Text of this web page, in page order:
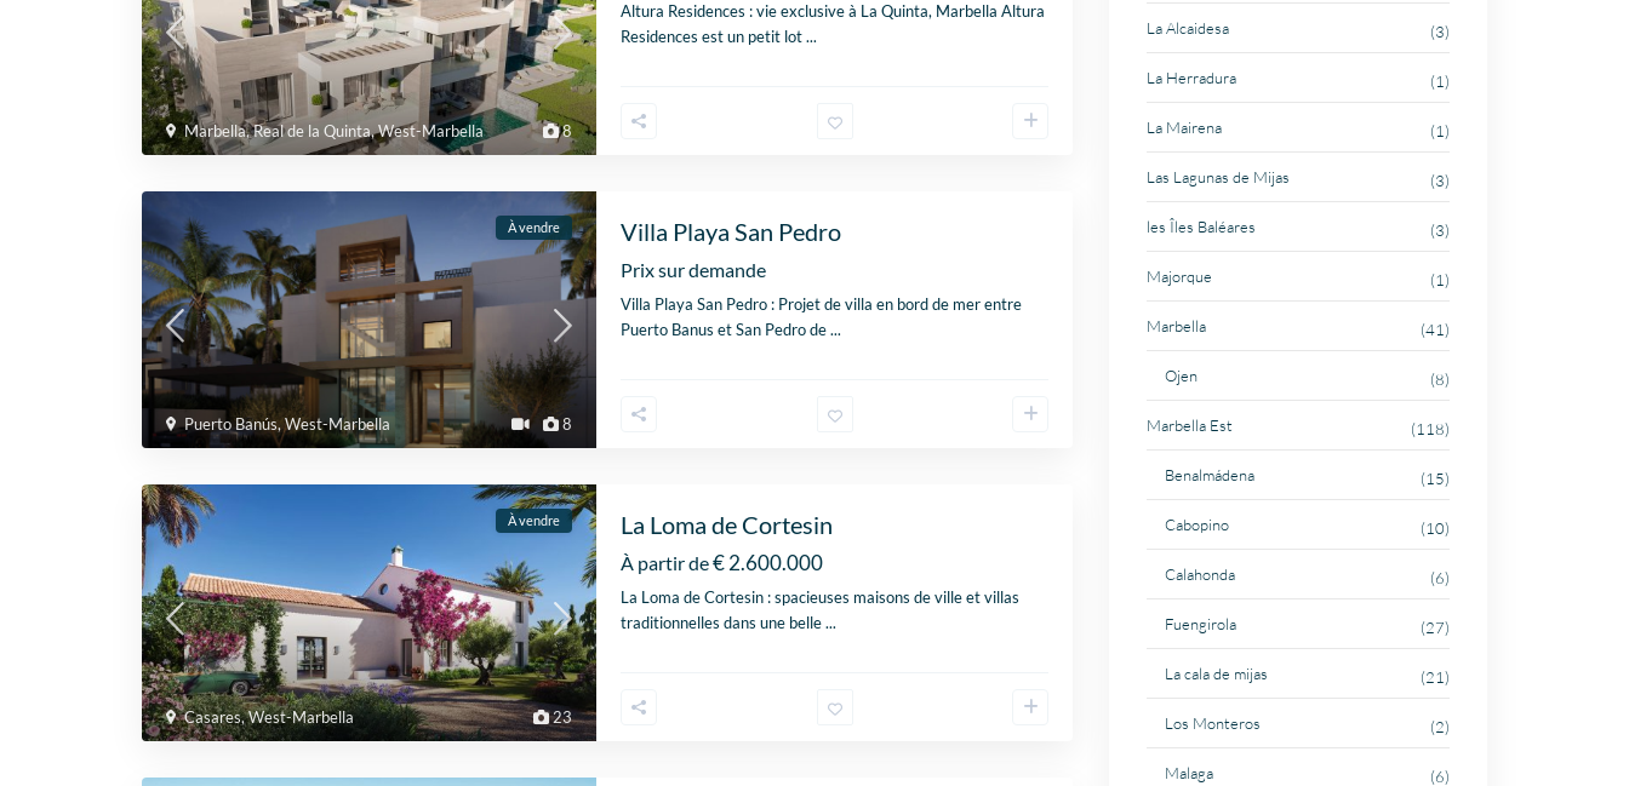
8
Marbella,Real de la Quinta,West-Marbella
Altura Residences : vie exclusive à La Quinta, Marbella Altura
Residences est un petit lot...
8
Puerto Banús, West-Marbella
À vendre Villa Playa San Pedro
Prix sur demande
Villa Playa San Pedro : Projet de villa en bord de mer entre
Puerto Banus et San Pedro de...
23
Casares,West-Marbella
À vendre La Loma de Cortesin
À partir de€ 2.600.000
La Loma de Cortesin : spacieuses maisons de ville et villas
traditionnelles dans une belle...
La Alcaidesa (3)
La Herradura (1)
La Mairena (1)
Las Lagunas de Mijas (3)
les Îles Baléares (3)
Majorque (1)
Marbella (41)
Ojen (8)
Marbella Est (118)
Benalmádena (15)
Cabopino (10)
Calahonda (6)
Fuengirola (27)
La cala de mijas (21)
Los Monteros (2)
Malaga (6)